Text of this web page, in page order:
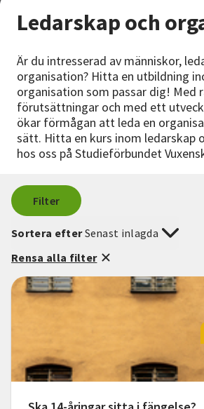
Lyssna
Ledarskap och
Är du intresserad av människor,
organisation? Hitta en utbildning
organisation som passar dig! Med
förutsättningar och med ett
ökar förmågan att leda en
sätt. Hitta en kurs inom ledarskap
hos oss på Studieförbundet
Filter
Sortera efterSenast inlagda
Rensa alla filter